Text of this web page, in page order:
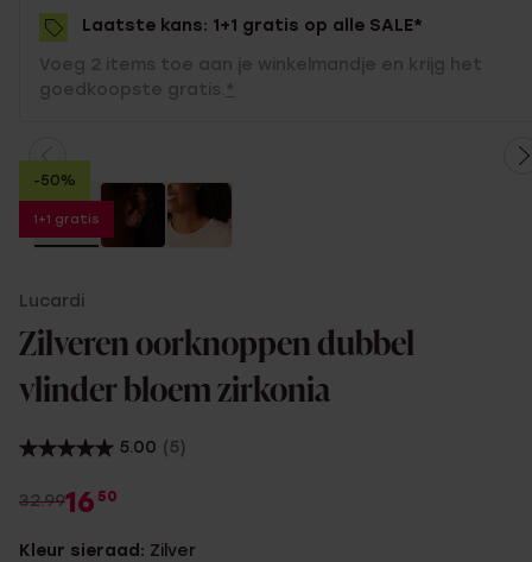
are
here:
Laatste kans: 1+1 gratis op alle SALE*
Voeg 2 items toe aan je winkelmandje en krijg het
goedkoopste gratis. *
-50%
1+1 gratis
Lucardi
Zilveren oorknoppen dubbel
vlinder bloem zirkonia
5.00 (5)
32.9916 50
Kleur sieraad: Zilver